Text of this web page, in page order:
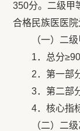
350分。二级甲
合格民族医医院
（一）二级
1．总分
2．第一部分
3．第二部分
4．核心指标
（二）二级乙